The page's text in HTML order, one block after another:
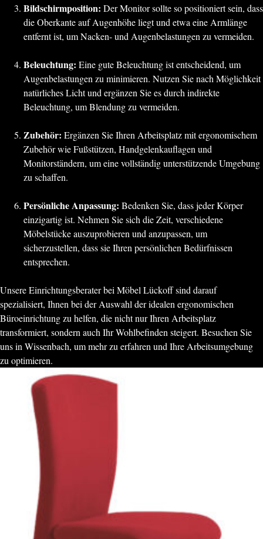
Bildschirmposition: Der Monitor sollte so positioniert sein, dass
die Oberkante auf Augenhöhe liegt und etwa eine Armlänge
entfernt ist, um Nacken- und Augenbelastungen zu vermeiden.
Beleuchtung: Eine gute Beleuchtung ist entscheidend, um
Augenbelastungen zu minimieren. Nutzen Sie nach Möglichkeit
natürliches Licht und ergänzen Sie es durch indirekte
Beleuchtung, um Blendung zu vermeiden.
Zubehör: Ergänzen Sie Ihren Arbeitsplatz mit ergonomischem
Zubehör wie Fußstützen, Handgelenkauflagen und
Monitorständern, um eine vollständig unterstützende Umgebung
zu schaffen.
Persönliche Anpassung: Bedenken Sie, dass jeder Körper
einzigartig ist. Nehmen Sie sich die Zeit, verschiedene
Möbelstücke auszuprobieren und anzupassen, um
sicherzustellen, dass sie Ihren persönlichen Bedürfnissen
entsprechen.
Unsere Einrichtungsberater bei Möbel Lückoff sind darauf
spezialisiert, Ihnen bei der Auswahl der idealen ergonomischen
Büroeinrichtung zu helfen, die nicht nur Ihren Arbeitsplatz
transformiert, sondern auch Ihr Wohlbefinden steigert. Besuchen Sie
uns in Wissenbach, um mehr zu erfahren und Ihre Arbeitsumgebung
zu optimieren.